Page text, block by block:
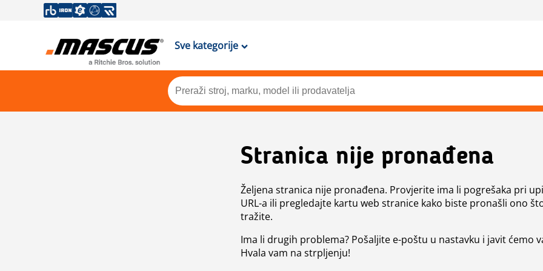
Sve kategorije
Stranica nije pronađena
Željena stranica nije pronađena. Provjerite ima li pogrešaka pri
URL-a ili pregledajte kartu web stranice kako biste pronašli ono
tražite.
Ima li drugih problema? Pošaljite e-poštu u nastavku i javit ćemo
Hvala vam na strpljenju!